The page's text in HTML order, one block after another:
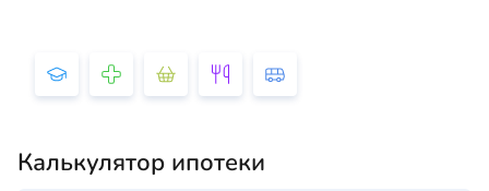
Калькулятор ипотеки